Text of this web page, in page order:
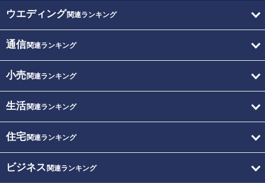
ウエディング関連ランキング
通信関連ランキング
小売関連ランキング
生活関連ランキング
住宅関連ランキング
ビジネス 関連ランキング